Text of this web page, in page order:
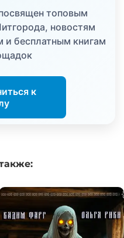
топовым
новостям
и бесплатным книгам
к